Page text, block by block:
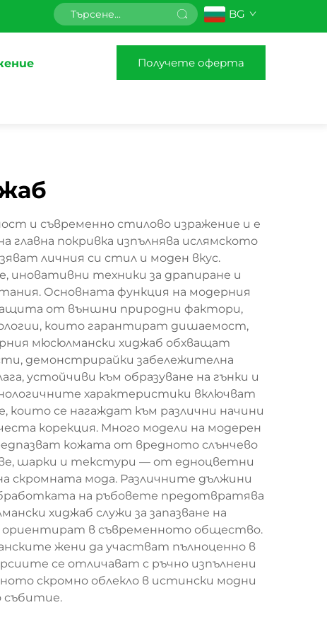
BG
Получете оферта
и съвременно стилово изражение и е
покривка изпълнява ислямското
личния си стил и моден вкус.
иновативни техники за драпиране и
Основната функция на модерния
от външни природни фактори,
които гарантират дишаемост,
мюсюлмански хиджаб обхващат
демонстрирайки забележителна
устойчиви към образуване на гънки и
характеристики включват
се нагаждат към различни начини
корекция. Много модели на модерен
кожата от вредното слънчево
шарки и текстури — от едноцветни
скромната мода. Различните дължини
на ръбовете предотвратява
хиджаб служи за запазване на
ориентират в съвременното общество.
жени да участват пълноценно в
се отличават с ръчно изпълнени
скромно облекло в истински модни
събитие.